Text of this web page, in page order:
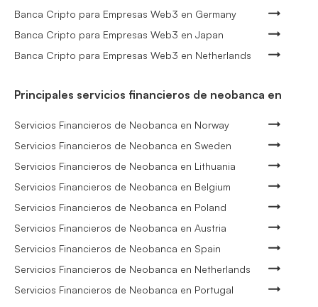
Banca Cripto para Empresas Web3 en Germany
Banca Cripto para Empresas Web3 en Japan
Banca Cripto para Empresas Web3 en Netherlands
Principales servicios financieros de neobanca en
Servicios Financieros de Neobanca en Norway
Servicios Financieros de Neobanca en Sweden
Servicios Financieros de Neobanca en Lithuania
Servicios Financieros de Neobanca en Belgium
Servicios Financieros de Neobanca en Poland
Servicios Financieros de Neobanca en Austria
Servicios Financieros de Neobanca en Spain
Servicios Financieros de Neobanca en Netherlands
Servicios Financieros de Neobanca en Portugal